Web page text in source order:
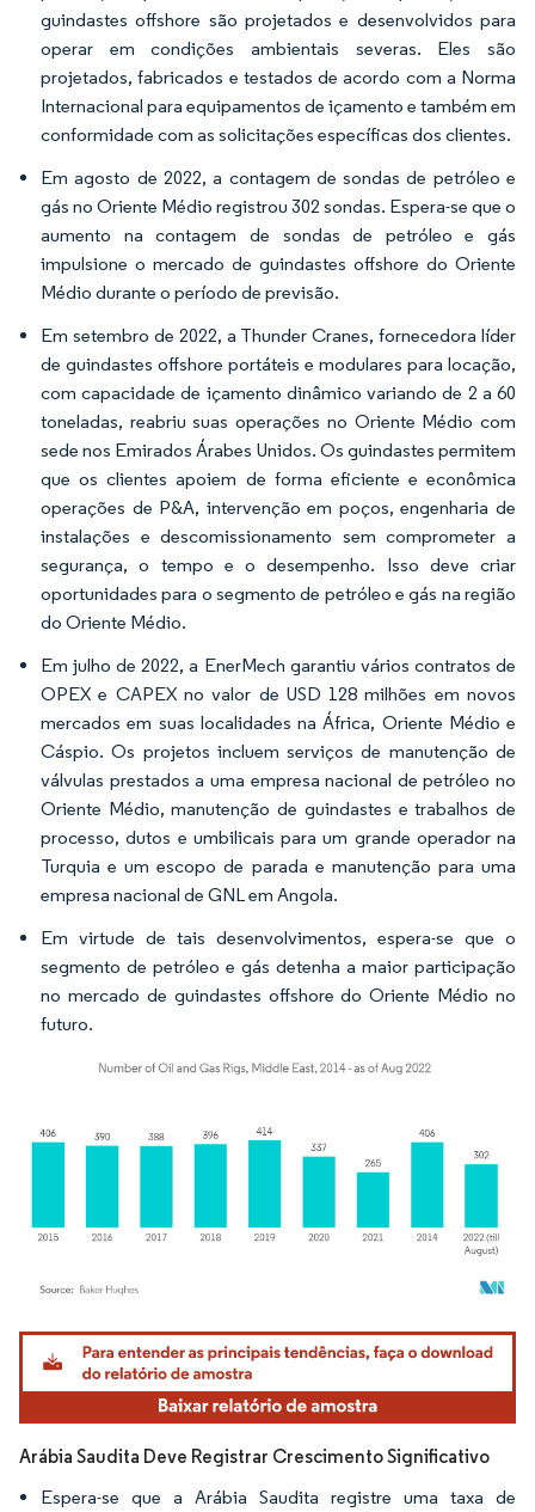
guindastes offshore são projetados e desenvolvidos para
operar em condições ambientais severas. Eles são
projetados, fabricados e testados de acordo com a Norma
Internacional para equipamentos de içamento e também em
conformidade com as solicitações específicas dos clientes.
Em agosto de 2022, a contagem de sondas de petróleo e
gás no Oriente Médio registrou 302 sondas. Espera-se que o
aumento na contagem de sondas de petróleo e gás
impulsione o mercado de guindastes offshore do Oriente
Médio durante o período de previsão.
Em setembro de 2022, a Thunder Cranes, fornecedora líder
de guindastes offshore portáteis e modulares para locação,
com capacidade de içamento dinâmico variando de 2 a 60
toneladas, reabriu suas operações no Oriente Médio com
sede nos Emirados Árabes Unidos. Os guindastes permitem
que os clientes apoiem de forma eficiente e econômica
operações de P&A, intervenção em poços, engenharia de
instalações e descomissionamento sem comprometer a
segurança, o tempo e o desempenho. Isso deve criar
oportunidades para o segmento de petróleo e gás na região
do Oriente Médio.
Em julho de 2022, a EnerMech garantiu vários contratos de
OPEX e CAPEX no valor de USD 128 milhões em novos
mercados em suas localidades na África, Oriente Médio e
Cáspio. Os projetos incluem serviços de manutenção de
válvulas prestados a uma empresa nacional de petróleo no
Oriente Médio, manutenção de guindastes e trabalhos de
processo, dutos e umbilicais para um grande operador na
Turquia e um escopo de parada e manutenção para uma
empresa nacional de GNL em Angola.
Em virtude de tais desenvolvimentos, espera-se que o
segmento de petróleo e gás detenha a maior participação
no mercado de guindastes offshore do Oriente Médio no
futuro.
Imagem © Mordor Intelligence. O reuso requer atribuição conforme CC BY 4.0.
Arábia Saudita Deve Registrar Crescimento Significativo
Espera-se que a Arábia Saudita registre uma taxa de